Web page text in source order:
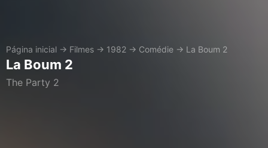
Página inicial → Filmes → 1982 → Comédie → La Boum 2
La Boum 2
The Party 2